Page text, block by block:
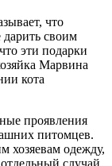
что
своим
эти подарки
Марвина
кота
проявления
питомцев.
хозяевам одежду,
случай